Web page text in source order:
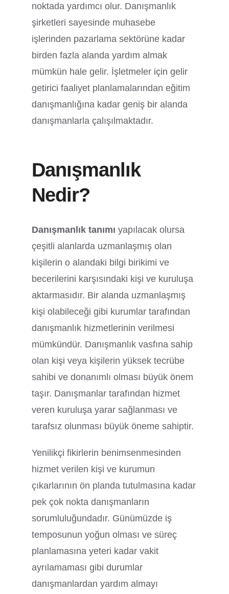
noktada yardımcı olur. Danışmanlık
şirketleri sayesinde muhasebe
işlerinden pazarlama sektörüne kadar
birden fazla alanda yardım almak
mümkün hale gelir. İşletmeler için gelir
getirici faaliyet planlamalarından eğitim
danışmanlığına kadar geniş bir alanda
danışmanlarla çalışılmaktadır.
Danışmanlık
Nedir?
Danışmanlık tanımıyapılacak olursa
çeşitli alanlarda uzmanlaşmış olan
kişilerin o alandaki bilgi birikimi ve
becerilerini karşısındaki kişi ve kuruluşa
aktarmasıdır. Bir alanda uzmanlaşmış
kişi olabileceği gibi kurumlar tarafından
danışmanlık hizmetlerinin verilmesi
mümkündür. Danışmanlık vasfına sahip
olan kişi veya kişilerin yüksek tecrübe
sahibi ve donanımlı olması büyük önem
taşır. Danışmanlar tarafından hizmet
veren kuruluşa yarar sağlanması ve
tarafsız olunması büyük öneme sahiptir.
Yenilikçi fikirlerin benimsenmesinden
hizmet verilen kişi ve kurumun
çıkarlarının ön planda tutulmasına kadar
pek çok nokta danışmanların
sorumluluğundadır. Günümüzde iş
temposunun yoğun olması ve süreç
planlamasına yeteri kadar vakit
ayrılamaması gibi durumlar
danışmanlardan yardım almayı